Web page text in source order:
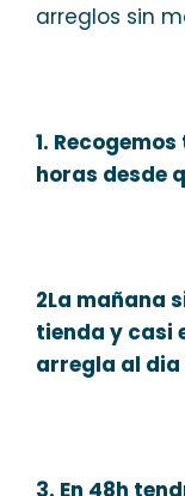
arreglos sin
1.
horas desde
2La mañana
tienda y casi
arregla al
3. En 48h